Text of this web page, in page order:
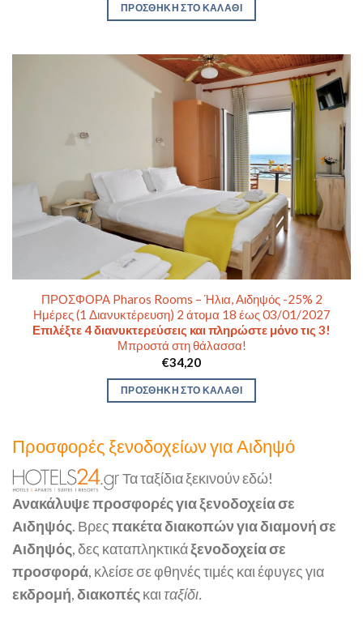
ΠΡΟΣΘΉΚΗ ΣΤΟ ΚΑΛΆΘΙ
ΠΡΟΣΦΟΡΑ Pharos Rooms – Ήλια, Αιδηψός -25% 2
Ημέρες (1 Διανυκτέρευση) 2 άτομα 18 έως 03/01/2027
Επιλέξτε 4 διανυκτερεύσεις και πληρώστε μόνο τις 3!
Μπροστά στη θάλασσα!
€34,20
ΠΡΟΣΘΉΚΗ ΣΤΟ ΚΑΛΆΘΙ
Προσφορές ξενοδοχείων για Αιδηψό
Τα ταξίδια ξεκινούν εδώ!
Ανακάλυψε προσφορές για ξενοδοχεία σε
Αιδηψός. Βρεςπακέτα διακοπών για διαμονή σε
Αιδηψός, δες καταπληκτικάξενοδοχεία σε
προσφορά, κλείσε σε φθηνές τιμές και έφυγες για
εκδρομή,διακοπέςκαι ταξίδι.